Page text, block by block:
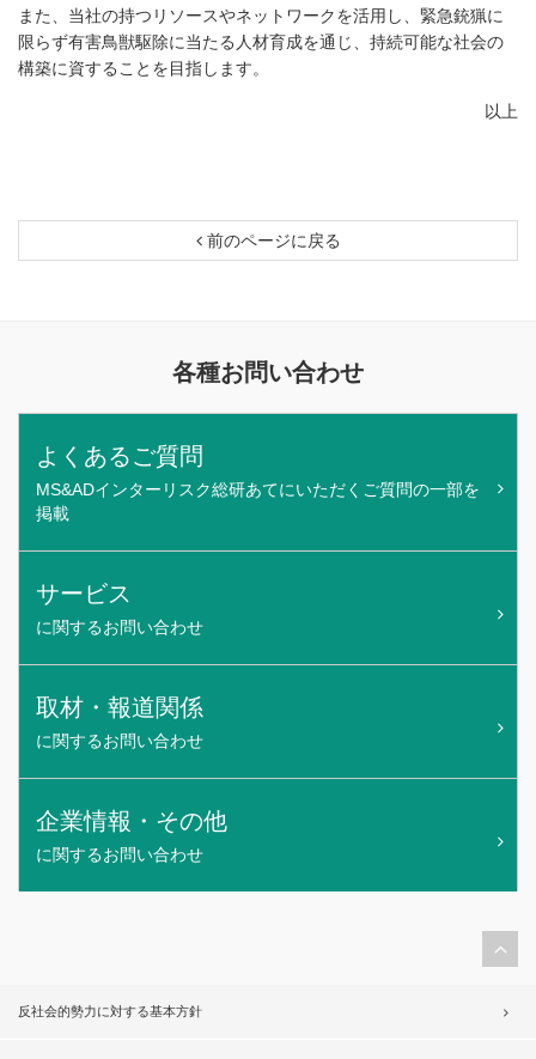
また、当社の持つリソースやネットワークを活用し、緊急銃猟に
限らず有害鳥獣駆除に当たる人材育成を通じ、持続可能な社会の
構築に資することを目指します。
以上
前のページに戻る
各種お問い合わせ
よくあるご質問
MS&ADインターリスク総研あてにいただくご質問の一部を
掲載
サービス
に関するお問い合わせ
取材・報道関係
に関するお問い合わせ
企業情報・その他
に関するお問い合わせ
反社会的勢力に対する基本方針